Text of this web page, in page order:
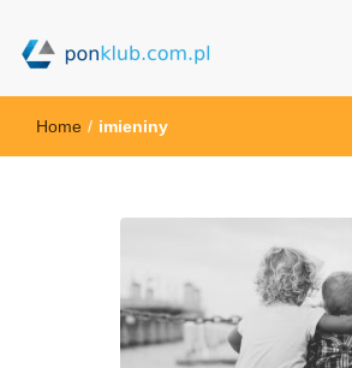
ponklub.com.pl
Home / imieniny